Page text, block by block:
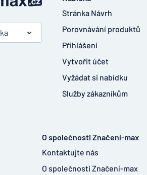
Stránka Návrh
Porovnávání produktů
Přihlášení
Vytvořit účet
Vyžádat si nabídku
Služby zákazníkům
O společnosti Značení-max
Kontaktujte nás
O společnosti Značení-max